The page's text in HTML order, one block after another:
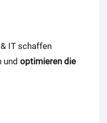
IT schaffen
und optimieren die